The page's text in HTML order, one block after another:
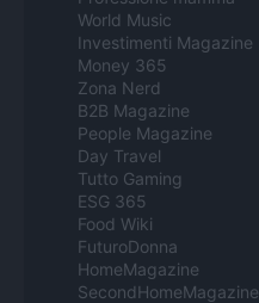
World Music
Investimenti Magazine
Money 365
Zona Nerd
B2B Magazine
People Magazine
Day Travel
Tutto Gaming
ESG 365
Food Wiki
FuturoDonna
HomeMagazine
SecondHomeMagazine